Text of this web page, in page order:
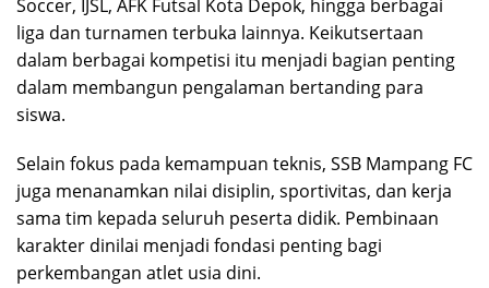
Soccer, IJSL, AFK Futsal Kota Depok, hingga berbagai
liga dan turnamen terbuka lainnya. Keikutsertaan
dalam berbagai kompetisi itu menjadi bagian penting
dalam membangun pengalaman bertanding para
siswa.
Selain fokus pada kemampuan teknis, SSB Mampang FC
juga menanamkan nilai disiplin, sportivitas, dan kerja
sama tim kepada seluruh peserta didik. Pembinaan
karakter dinilai menjadi fondasi penting bagi
perkembangan atlet usia dini.